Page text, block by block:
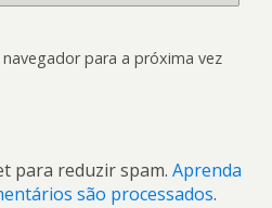
para a próxima vez
para reduzir spam. Aprenda
são processados.